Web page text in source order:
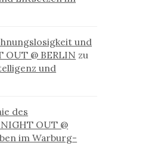
und
OUT @ BERLIN zu
und
des
OUT @
im Warburg-